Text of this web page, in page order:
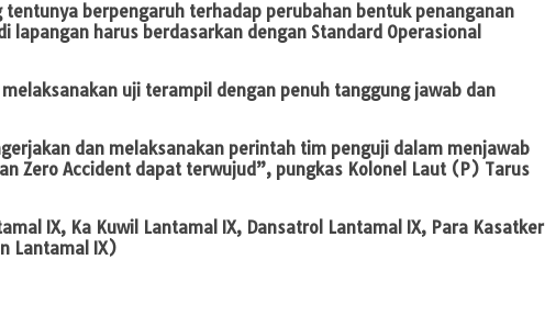
berpengaruh terhadap perubahan bentuk penanganan
harus berdasarkan dengan Standard Operasional
uji terampil dengan penuh tanggung jawab dan
dan melaksanakan perintah tim penguji dalam menjawab
Zero Accident dapat terwujud”, pungkas Kolonel Laut (P) Tarus
IX, Ka Kuwil Lantamal IX, Dansatrol Lantamal IX, Para Kasatker
Lantamal IX)